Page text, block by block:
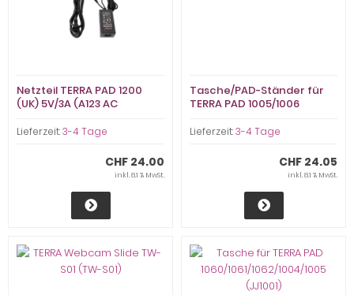
Netzteil TERRA PAD 1200
(UK) 5V/3A (A123 AC
Lieferzeit:3-4 Tage
CHF 24.00
inkl. 8.1 % MwSt.
Tasche/PAD-Ständer für
TERRA PAD 1005/1006
Lieferzeit:3-4 Tage
CHF 24.05
inkl. 8.1 % MwSt.